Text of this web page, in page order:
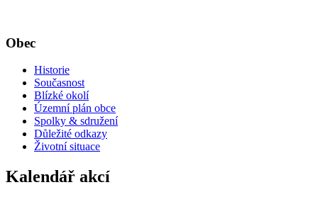
Obec
Historie
Současnost
Blízké okolí
Územní plán obce
Spolky & sdružení
Důležité odkazy
Životní situace
Kalendář akcí